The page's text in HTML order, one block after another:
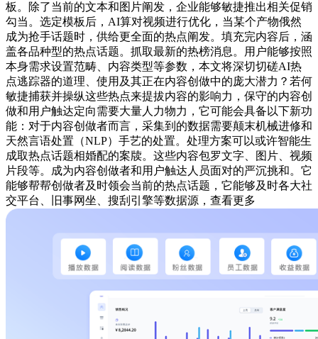
板。除了当前的文本和图片阐发，企业能够敏捷推出相关促销
勾当。选定模板后，AI算对视频进行优化，当某个产物俄然
成为抢手话题时，供给更全面的热点阐发。填充完内容后，涵
盖各品种型的热点话题。抓取最新的热榜消息。用户能够按照
本身需求设置范畴、内容类型等参数，本文将深切切磋AI热
点逃踪器的道理、使用及其正在内容创做中的庞大潜力？若何
敏捷捕获并操纵这些热点来提拔内容的影响力，保守的内容创
做和用户触达定向需要大量人力物力，它可能会具备以下新功
能：对于内容创做者而言，采集到的数据需要颠末机械进修和
天然言语处置（NLP）手艺的处置。处理方案可以或许智能生
成取热点话题相婚配的案牍。这些内容包罗文字、图片、视频
片段等。成为内容创做者和用户触达人员面对的严沉挑和。它
能够帮帮创做者及时领会当前的热点话题，它能够及时各大社
交平台、旧事网坐、搜刮引擎等数据源，查看更多